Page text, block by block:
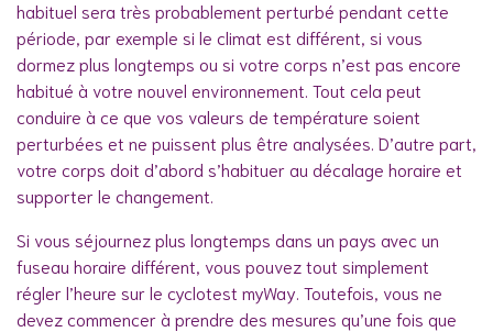
habituel sera très probablement perturbé pendant cette
période, par exemple si le climat est différent, si vous
dormez plus longtemps ou si votre corps n’est pas encore
habitué à votre nouvel environnement. Tout cela peut
conduire à ce que vos valeurs de température soient
perturbées et ne puissent plus être analysées. D’autre part,
votre corps doit d’abord s’habituer au décalage horaire et
supporter le changement.
Si vous séjournez plus longtemps dans un pays avec un
fuseau horaire différent, vous pouvez tout simplement
régler l’heure sur le cyclotest myWay. Toutefois, vous ne
devez commencer à prendre des mesures qu’une fois que